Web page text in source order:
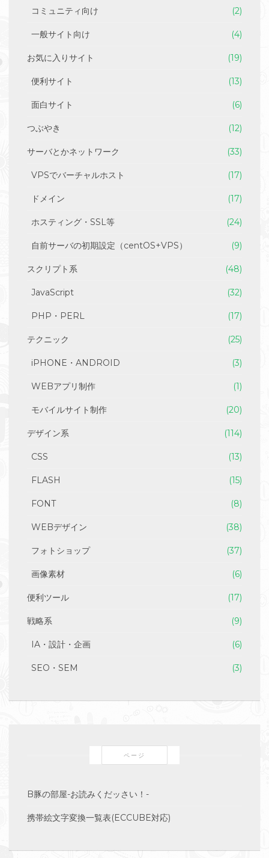
コミュニティ向け (2)
一般サイト向け (4)
お気に入りサイト (19)
便利サイト (13)
面白サイト (6)
つぶやき (12)
サーバとかネットワーク (33)
VPSでバーチャルホスト (17)
ドメイン (17)
ホスティング・SSL等 (24)
自前サーバの初期設定（centOS+VPS） (9)
スクリプト系 (48)
JavaScript (32)
PHP・PERL (17)
テクニック (25)
iPHONE・ANDROID (3)
WEBアプリ制作 (1)
モバイルサイト制作 (20)
デザイン系 (114)
CSS (13)
FLASH (15)
FONT (8)
WEBデザイン (38)
フォトショップ (37)
画像素材 (6)
便利ツール (17)
戦略系 (9)
IA・設計・企画 (6)
SEO・SEM (3)
ページ
B豚の部屋-お読みくだッさい！-
携帯絵文字変換一覧表(ECCUBE対応)